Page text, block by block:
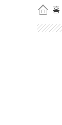
홈